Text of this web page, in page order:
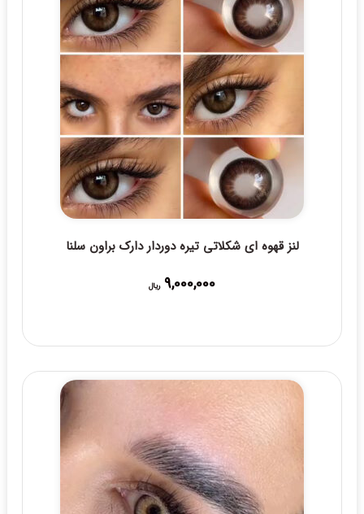
لنز قهوه ای شکلاتی تیره دوردار دارک براون سلنا
9,000,000 ریال